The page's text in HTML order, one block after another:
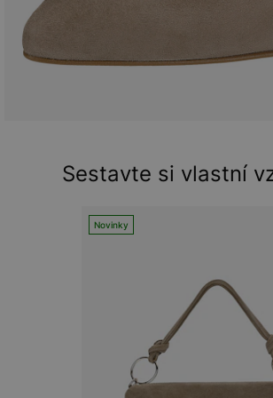
Sestavte si vlastní
Novinky